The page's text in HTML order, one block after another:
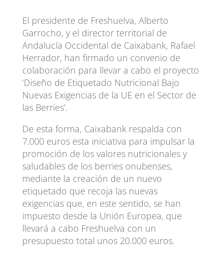
El presidente de Freshuelva, Alberto
Garrocho, y el director territorial de
Andalucía Occidental de Caixabank, Rafael
Herrador, han firmado un convenio de
colaboración para llevar a cabo el proyecto
‘Diseño de Etiquetado Nutricional Bajo
Nuevas Exigencias de la UE en el Sector de
las Berries’.
De esta forma, Caixabank respalda con
7.000 euros esta iniciativa para impulsar la
promoción de los valores nutricionales y
saludables de los berries onubenses,
mediante la creación de un nuevo
etiquetado que recoja las nuevas
exigencias que, en este sentido, se han
impuesto desde la Unión Europea, que
llevará a cabo Freshuelva con un
presupuesto total unos 20.000 euros.